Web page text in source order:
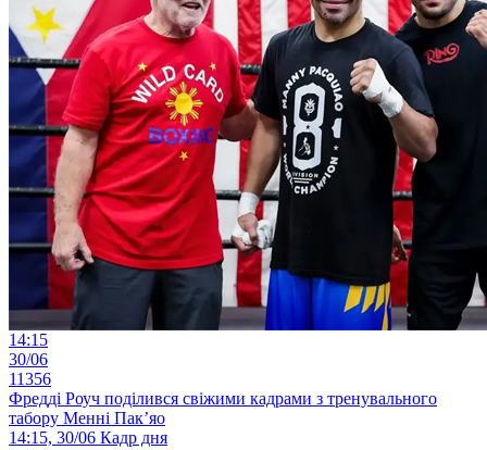
14:15
30/06
11356
Фредді Роуч поділився свіжими кадрами з тренувального
табору Менні Пак’яо
14:15, 30/06 Кадр дня